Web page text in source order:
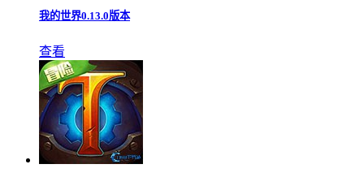
我的世界0.13.0版本
查看